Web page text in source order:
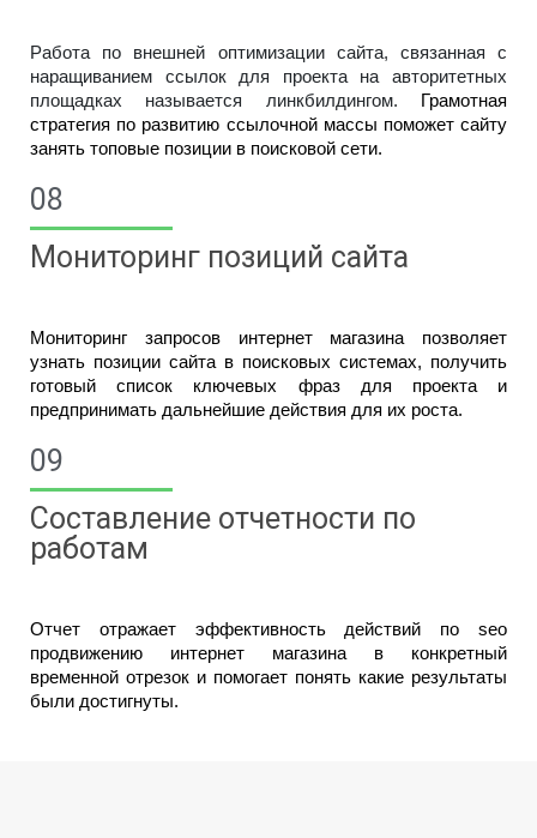
Работа по внешней оптимизации сайта, связанная с
наращиванием ссылок для проекта на авторитетных
площадках называется линкбилдингом. Грамотная
стратегия по развитию ссылочной массы поможет сайту
занять топовые позиции в поисковой сети.
08
Мониторинг позиций сайта
Мониторинг запросов интернет магазина позволяет
узнать позиции сайта в поисковых системах, получить
готовый список ключевых фраз для проекта и
предпринимать дальнейшие действия для их роста.
09
Составление отчетности по
работам
Отчет отражает эффективность действий по seo
продвижению интернет магазина в конкретный
временной отрезок и помогает понять какие результаты
были достигнуты.